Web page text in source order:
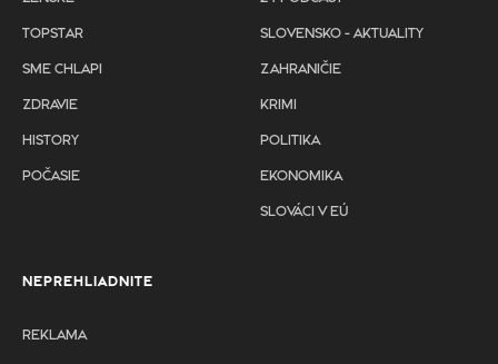
TOPSTAR
SME CHLAPI
ZDRAVIE
HISTORY
POČASIE
SLOVENSKO - AKTUALITY
ZAHRANIČIE
KRIMI
POLITIKA
EKONOMIKA
SLOVÁCI V EÚ
NEPREHLIADNITE
REKLAMA